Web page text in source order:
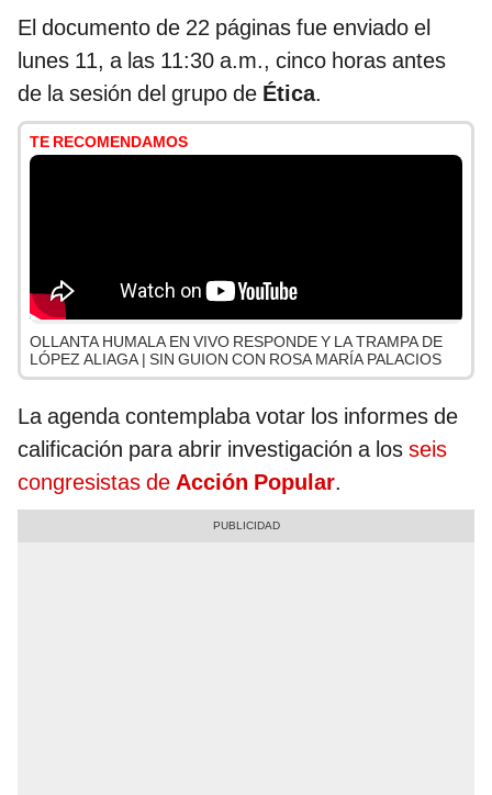
El documento de 22 páginas fue enviado el
lunes 11, a las 11:30 a.m., cinco horas antes
de la sesión del grupo de Ética.
TE RECOMENDAMOS
OLLANTA HUMALA EN VIVO RESPONDE Y LA TRAMPA DE
LÓPEZ ALIAGA | SIN GUION CON ROSA MARÍA PALACIOS
La agenda contemplaba votar los informes de
calificación para abrir investigación a los seis
congresistas de Acción Popular.